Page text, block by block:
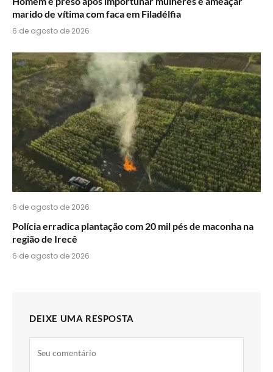
marido de vítima com faca em Filadélfia
6 de agosto de 2026
6 de agosto de 2026
Polícia erradica plantação com 20 mil pés de maconha na
região de Irecê
6 de agosto de 2026
DEIXE UMA RESPOSTA